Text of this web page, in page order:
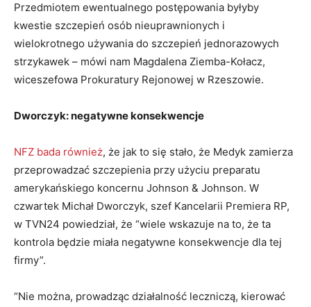
Przedmiotem ewentualnego postępowania byłyby
kwestie szczepień osób nieuprawnionych i
wielokrotnego używania do szczepień jednorazowych
strzykawek – mówi nam Magdalena Ziemba-Kołacz,
wiceszefowa Prokuratury Rejonowej w Rzeszowie.
Dworczyk: negatywne konsekwencje
NFZ bada również, że jak to się stało, że Medyk zamierza
przeprowadzać szczepienia przy użyciu preparatu
amerykańskiego koncernu Johnson & Johnson. W
czwartek Michał Dworczyk, szef Kancelarii Premiera RP,
w TVN24 powiedział, że “wiele wskazuje na to, że ta
kontrola będzie miała negatywne konsekwencje dla tej
firmy”.
“Nie można, prowadząc działalność leczniczą, kierować